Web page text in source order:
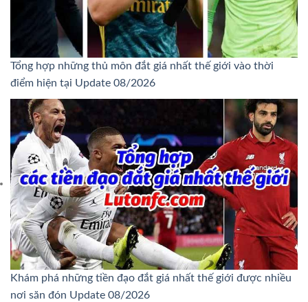
Tổng hợp những thủ môn đắt giá nhất thế giới vào thời
điểm hiện tại Update 08/2026
Khám phá những tiền đạo đắt giá nhất thế giới được nhiều
nơi săn đón Update 08/2026